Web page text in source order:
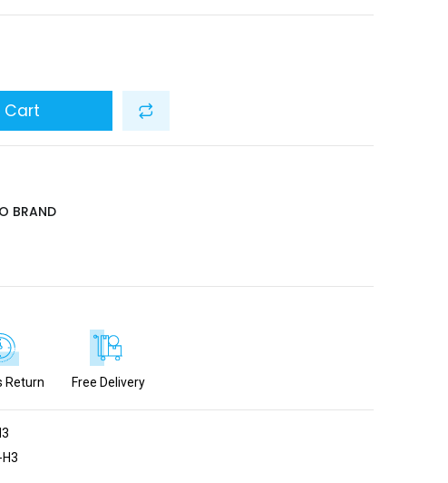
BRAND
Return Free Delivery